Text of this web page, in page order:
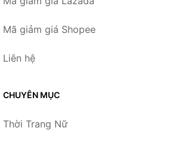
Mã giảm giá Shopee
Liên hệ
CHUYÊN MỤC
Thời Trang Nữ